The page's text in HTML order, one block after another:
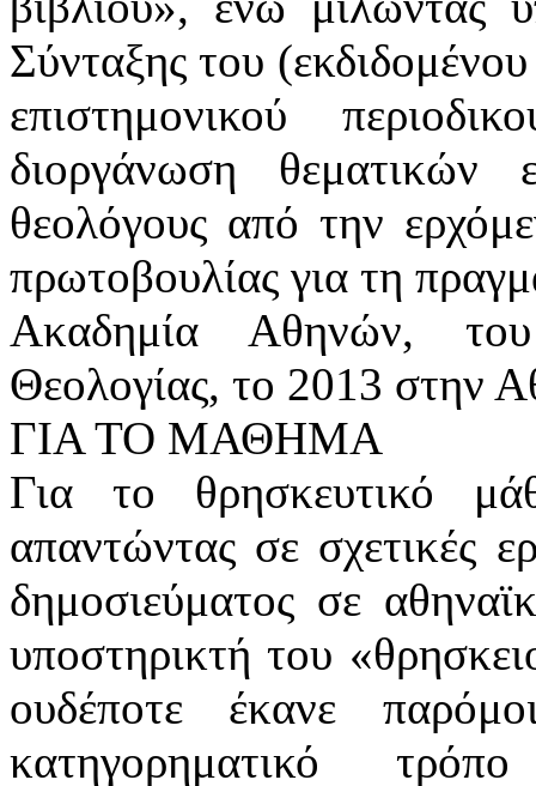
Σύνταξης του
επιστημονικού
διοργάνωση θεματικών
θεολόγους από την
πρωτοβουλίας για τη
Ακαδημία Αθηνών,
Θεολογίας, το 2013 στην
ΓΙΑ ΤΟ ΜΑΘΗΜΑ
Για το θρησκευτικό
απαντώντας σε σχετικές
δημοσιεύματος σε
υποστηρικτή του
ουδέποτε έκανε
κατηγορηματικό